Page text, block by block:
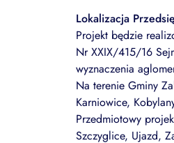
Lokalizacja
Projekt będzie
Nr XXIX/415/16
wyznaczenia
Na terenie Gminy
Karniowice,
Przedmiotowy
Szczyglice, Ujazd,